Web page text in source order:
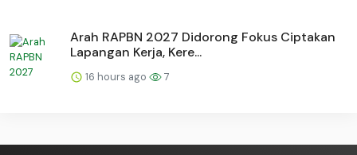
Arah RAPBN 2027 Didorong Fokus Ciptakan
Lapangan Kerja, Kere...
16 hours ago 7